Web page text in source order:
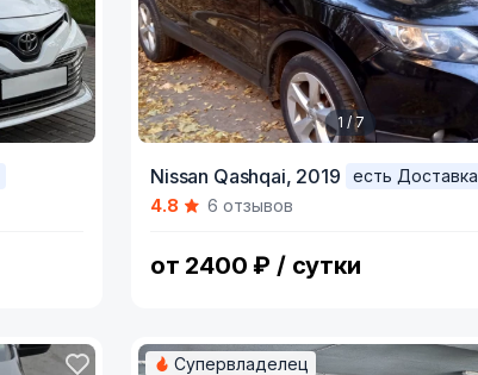
of
1 / 7
Nissan Qashqai, 2019
есть Доставка
4.8
6 отзывов
от 2400 ₽ / сутки
Супервладелец